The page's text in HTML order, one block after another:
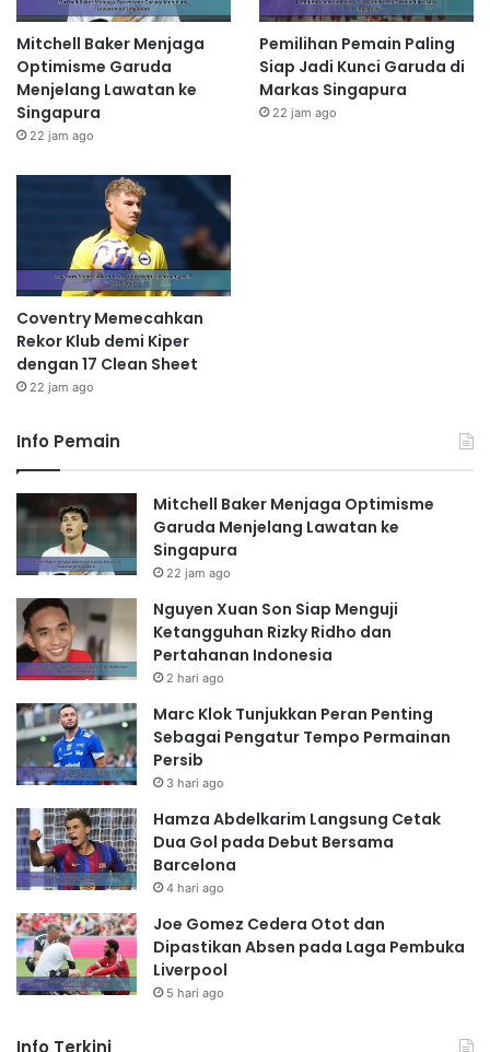
Mitchell Baker Menjaga
Optimisme Garuda
Menjelang Lawatan ke
Singapura
22 jam ago
Pemilihan Pemain Paling
Siap Jadi Kunci Garuda di
Markas Singapura
22 jam ago
Coventry Memecahkan
Rekor Klub demi Kiper
dengan 17 Clean Sheet
22 jam ago
Info Pemain
Mitchell Baker Menjaga Optimisme
Garuda Menjelang Lawatan ke
Singapura
22 jam ago
Nguyen Xuan Son Siap Menguji
Ketangguhan Rizky Ridho dan
Pertahanan Indonesia
2 hari ago
Marc Klok Tunjukkan Peran Penting
Sebagai Pengatur Tempo Permainan
Persib
3 hari ago
Hamza Abdelkarim Langsung Cetak
Dua Gol pada Debut Bersama
Barcelona
4 hari ago
Joe Gomez Cedera Otot dan
Dipastikan Absen pada Laga Pembuka
Liverpool
5 hari ago
Info Terkini